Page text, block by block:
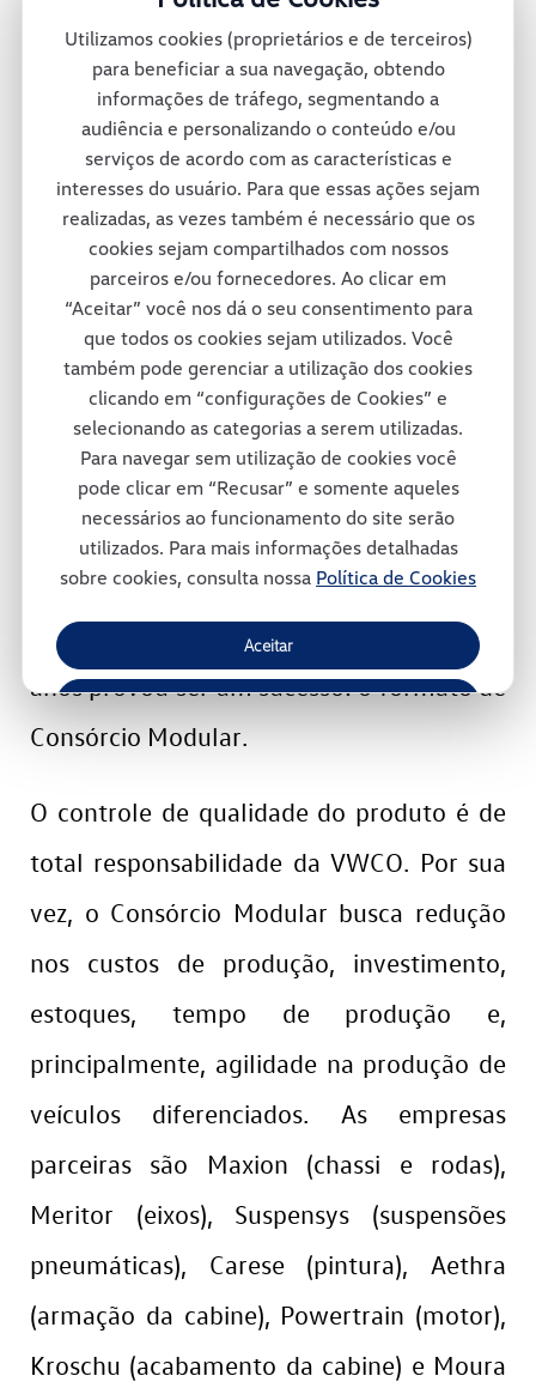
Utilizamos cookies (proprietários e de terceiros)
para beneficiar a sua navegação, obtendo
informações de tráfego, segmentando a
audiência e personalizando o conteúdo e/ou
serviços de acordo com as características e
interesses do usuário. Para que essas ações sejam
realizadas, as vezes também é necessário que os
cookies sejam compartilhados com nossos
parceiros e/ou fornecedores. Ao clicar em
“Aceitar” você nos dá o seu consentimento para
que todos os cookies sejam utilizados. Você
também pode gerenciar a utilização dos cookies
clicando em “configurações de Cookies” e
selecionando as categorias a serem utilizadas.
Para navegar sem utilização de cookies você
pode clicar em “Recusar” e somente aqueles
necessários ao funcionamento do site serão
utilizados. Para mais informações detalhadas
sobre cookies, consulta nossa Política de Cookies
Aceitar
Recusar
montadora oferece mais de 30 diferentes
veículos no México e conta também com
uma rede de concessionárias para dar
suporte total a seus clientes pelas ruas e
estradas mexicanas.
Consórcio Modular
A fábrica da Volkswagen Caminhões e
Ônibus em Resende adotou um projeto
inovador em termos de tecnologia e de
respeito ao colaborador e ao meio-
ambiente. Trata-se de um modelo
inovador de gestão e que, ao longo dos
anos provou ser um sucesso: o formato de
Consórcio Modular.
O controle de qualidade do produto é de
total responsabilidade da VWCO. Por sua
vez, o Consórcio Modular busca redução
nos custos de produção, investimento,
estoques, tempo de produção e,
principalmente, agilidade na produção de
veículos diferenciados. As empresas
parceiras são Maxion (chassi e rodas),
Meritor (eixos), Suspensys (suspensões
pneumáticas), Carese (pintura), Aethra
(armação da cabine), Powertrain (motor),
Kroschu (acabamento da cabine) e Moura